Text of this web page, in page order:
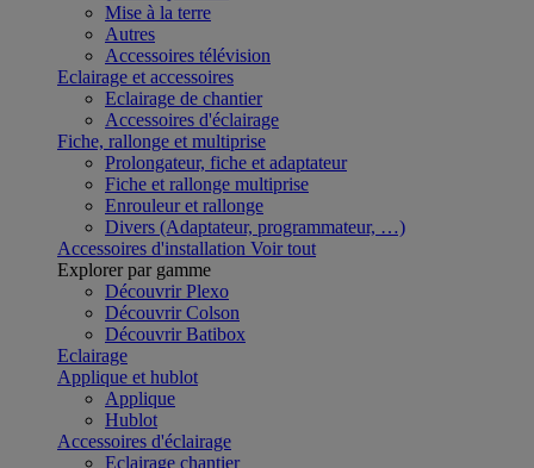
Mise à la terre
Autres
Accessoires télévision
Eclairage et accessoires
Eclairage de chantier
Accessoires d'éclairage
Fiche, rallonge et multiprise
Prolongateur, fiche et adaptateur
Fiche et rallonge multiprise
Enrouleur et rallonge
Divers (Adaptateur, programmateur, …)
Accessoires d'installation Voir tout
Explorer par gamme
Découvrir Plexo
Découvrir Colson
Découvrir Batibox
Eclairage
Applique et hublot
Applique
Hublot
Accessoires d'éclairage
Eclairage chantier